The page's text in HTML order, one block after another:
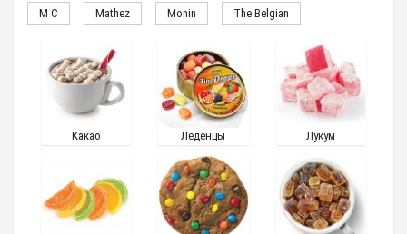
M C Mathez Monin The Belgian
Какао Леденцы Лукум